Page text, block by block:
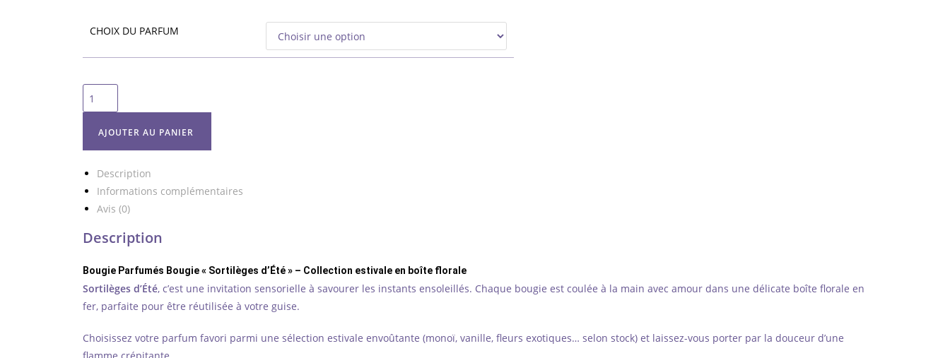
CHOIX DU PARFUM
quantité
de
Bougie
d’Été
Collection
en
boîte
florale
AJOUTER AU PANIER
Description
Informations complémentaires
Avis (0)
Description
Bougie Parfumés Bougie « Sortilèges d’Été » – Collection estivale en boîte florale
Sortilèges d’Été, c’est une invitation sensorielle à savourer les instants ensoleillés. Chaque bougie est coulée à la main avec amour dans une délicate boîte florale en
fer, parfaite pour être réutilisée à votre guise.
Choisissez votre parfum favori parmi une sélection estivale envoûtante (monoï, vanille, fleurs exotiques… selon stock) et laissez-vous porter par la douceur d’une